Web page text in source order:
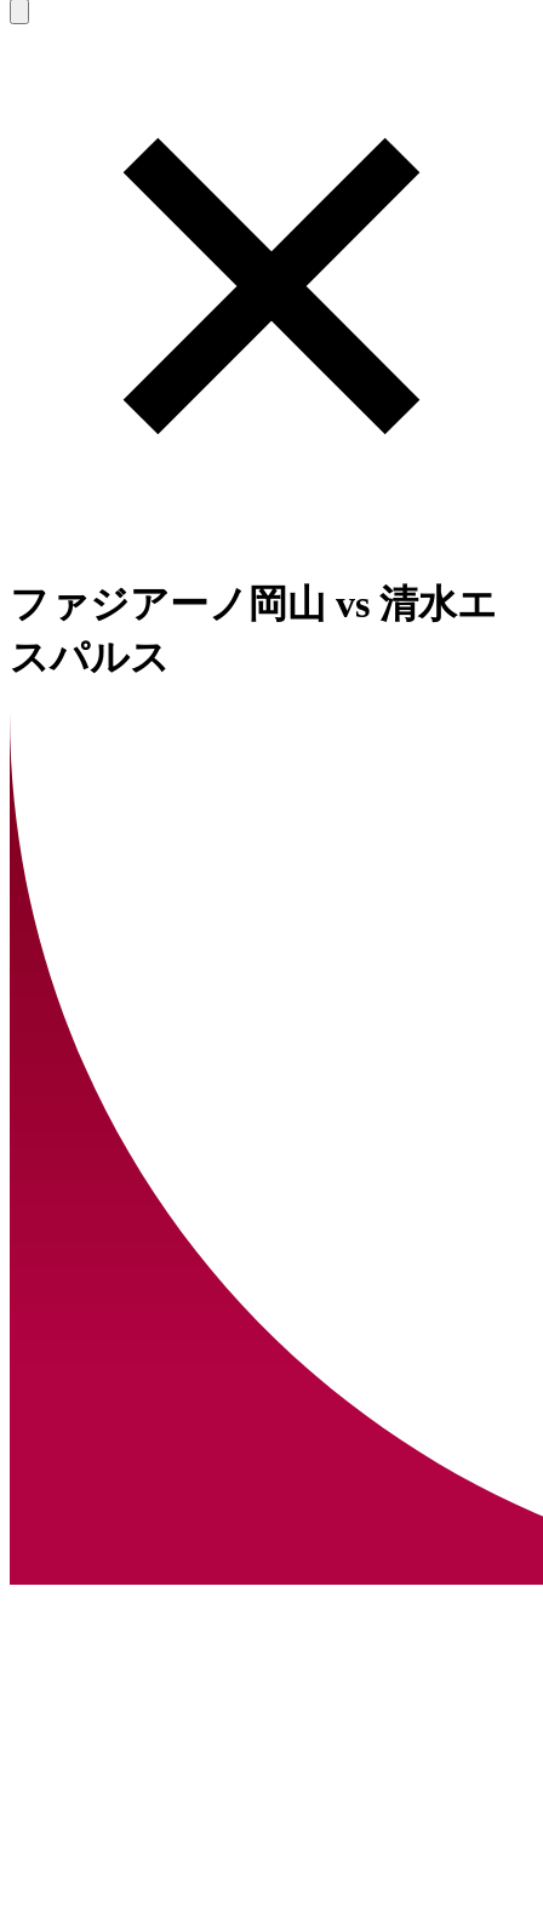
ファジアーノ岡山 vs 清水エ
スパルス